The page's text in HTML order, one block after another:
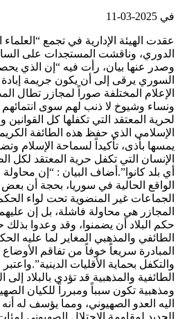
في
عقدت الهيئة الإدارية في تجمع
الدوري، وناقشت المستجدات على
وصدر عنها بيان، رأت فيه “إن الذي
السوري يرقى إلى أن يكون جريمة
الإعلام المختلفة صوراً لمجازر تطال
ونساء وشيوخ لا ذنب لهم سوى
لحرية المعتقد التي تكفلها كل القوانين
الإسلامي الذي حفظ هذه الطائفة
يمسها بأذى، تأكيداً لسماحة الإسلام
الإنسان التي تكفل حرية المعتقد لكل
أي بلد كانوا”.أضاف البيان : “إن
الواقع الحالية في سوريا، بحجة أن
الجماعات غير المنضوية تحت لواء
المجازر هي محاولة فاشلة، بل إن
حكم البلاد أن يضمنوا، وقد وعدوا بذلك
الطائفي والمذهبي المغاير لما عليه
المبادرة سريعاً خوفاً من تفاقم
والتكفل بحماية الأقليات
الطائفية والمذهبية قد تؤدي بالبلاد
ومذهبية تكون سبباً ومبرراً للكيان
اليه العدو الصهيوني، ومما يؤسف له